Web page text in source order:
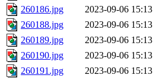
260186.jpg
2023-09-06 15:13
260188.jpg
2023-09-06 15:13
260189.jpg
2023-09-06 15:13
260190.jpg
2023-09-06 15:13
260191.jpg
2023-09-06 15:13